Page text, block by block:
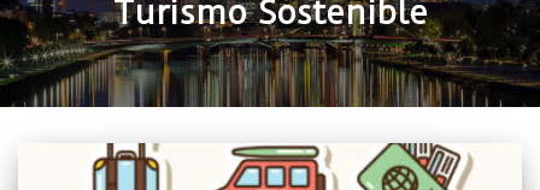
Turismo Sostenible